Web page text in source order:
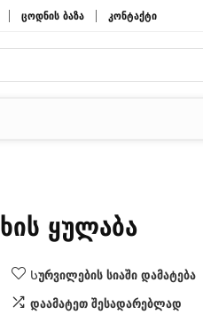
ცოდნის ბაზა კონტაქტი
ხის ყულაბა
Სურვილების სიაში დამატება
დაამატეთ შესადარებლად